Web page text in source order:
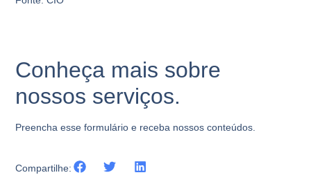
Conheça mais sobre
nossos serviços.
Preencha esse formulário e receba nossos conteúdos.
Compartilhe: